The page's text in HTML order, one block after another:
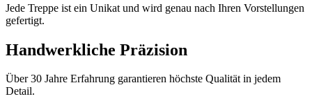
Jede Treppe ist ein Unikat und wird genau nach Ihren Vorstellungen
gefertigt.
Handwerkliche Präzision
Über 30 Jahre Erfahrung garantieren höchste Qualität in jedem
Detail.